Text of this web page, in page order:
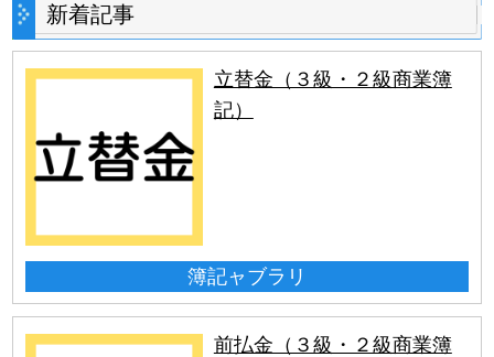
新着記事
立替金（３級・２級商業簿
記）
簿記ャブラリ
前払金（３級・２級商業簿